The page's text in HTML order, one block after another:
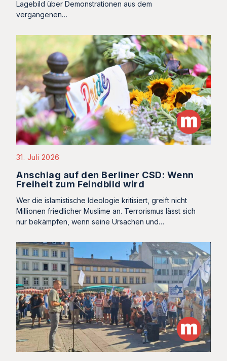
Lagebild über Demonstrationen aus dem
vergangenen…
31. Juli 2026
Anschlag auf den Berliner CSD: Wenn
Freiheit zum Feindbild wird
Wer die islamistische Ideologie kritisiert, greift nicht
Millionen friedlicher Muslime an. Terrorismus lässt sich
nur bekämpfen, wenn seine Ursachen und…